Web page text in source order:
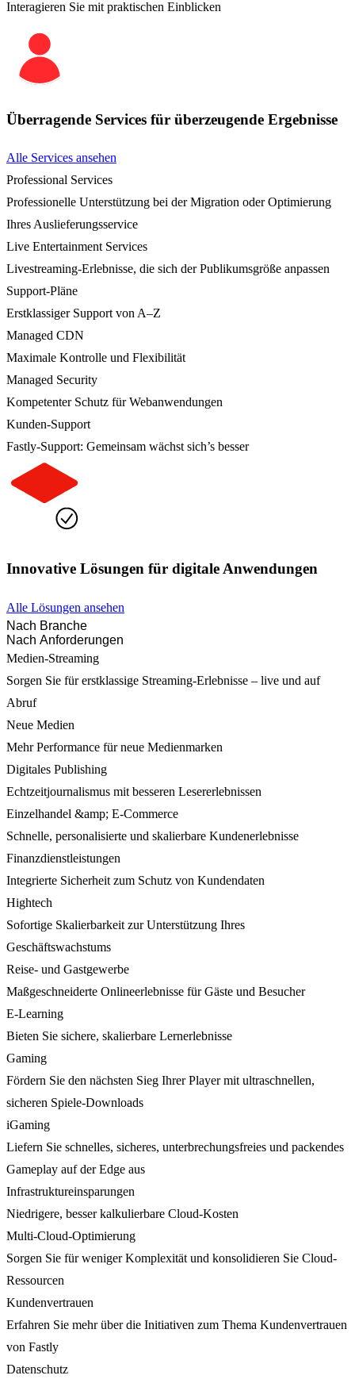
Interagieren Sie mit praktischen Einblicken
Überragende Services für überzeugende Ergebnisse
Alle Services ansehen
Professional Services
Professionelle Unterstützung bei der Migration oder Optimierung
Ihres Auslieferungsservice
Live Entertainment Services
Livestreaming-Erlebnisse, die sich der Publikumsgröße anpassen
Support-Pläne
Erstklassiger Support von A–Z
Managed CDN
Maximale Kontrolle und Flexibilität
Managed Security
Kompetenter Schutz für Webanwendungen
Kunden-Support
Fastly-Support: Gemeinsam wächst sich’s besser
Innovative Lösungen für digitale Anwendungen
Alle Lösungen ansehen
Nach Branche
Nach Anforderungen
Medien-Streaming
Sorgen Sie für erstklassige Streaming-Erlebnisse – live und auf
Abruf
Neue Medien
Mehr Performance für neue Medienmarken
Digitales Publishing
Echtzeitjournalismus mit besseren Lesererlebnissen
Einzelhandel &amp; E-Commerce
Schnelle, personalisierte und skalierbare Kundenerlebnisse
Finanzdienstleistungen
Integrierte Sicherheit zum Schutz von Kundendaten
Hightech
Sofortige Skalierbarkeit zur Unterstützung Ihres
Geschäftswachstums
Reise- und Gastgewerbe
Maßgeschneiderte Onlineerlebnisse für Gäste und Besucher
E-Learning
Bieten Sie sichere, skalierbare Lernerlebnisse
Gaming
Fördern Sie den nächsten Sieg Ihrer Player mit ultraschnellen,
sicheren Spiele-Downloads
iGaming
Liefern Sie schnelles, sicheres, unterbrechungsfreies und packendes
Gameplay auf der Edge aus
Infrastruktureinsparungen
Niedrigere, besser kalkulierbare Cloud-Kosten
Multi-Cloud-Optimierung
Sorgen Sie für weniger Komplexität und konsolidieren Sie Cloud-
Ressourcen
Kundenvertrauen
Erfahren Sie mehr über die Initiativen zum Thema Kundenvertrauen
von Fastly
Datenschutz